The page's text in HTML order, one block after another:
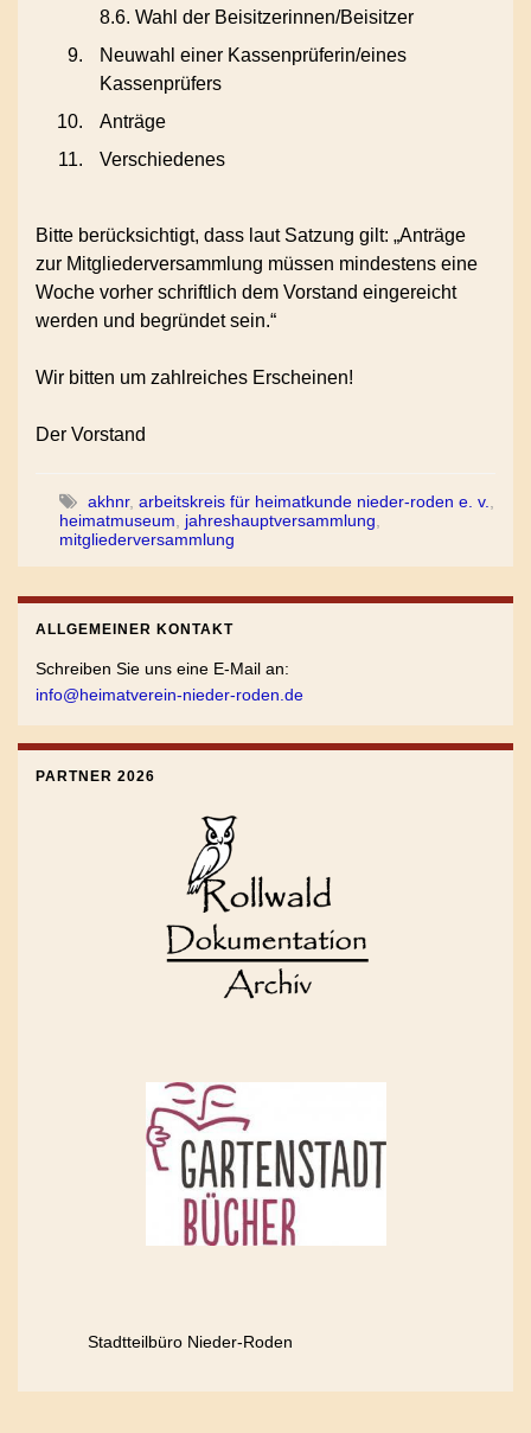
8.6. Wahl der Beisitzerinnen/Beisitzer
Neuwahl einer Kassenprüferin/eines
Kassenprüfers
Anträge
Verschiedenes
Bitte berücksichtigt, dass laut Satzung gilt: „Anträge
zur Mitgliederversammlung müssen mindestens eine
Woche vorher schriftlich dem Vorstand eingereicht
werden und begründet sein.“
Wir bitten um zahlreiches Erscheinen!
Der Vorstand
akhnr, arbeitskreis für heimatkunde nieder-roden e. v.
heimatmuseum
jahreshauptversammlung
mitgliederversammlung
ALLGEMEINER KONTAKT
Schreiben Sie uns eine E-Mail an:
info@heimatverein-nieder-roden.de
PARTNER 2026
Stadtteilbüro Nieder-Roden